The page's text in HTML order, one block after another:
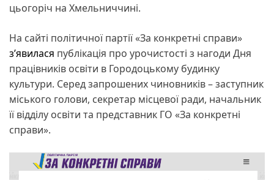
цьогоріч на Хмельниччині.
На сайті політичної партії «За конкретні справи»
з’явилася публікація про урочистості з нагоди Дня
працівників освіти в Городоцькому будинку
культури. Серед запрошених чиновників – заступник
міського голови, секретар місцевої ради, начальник
її відділу освіти та представник ГО «За конкретні
справи».